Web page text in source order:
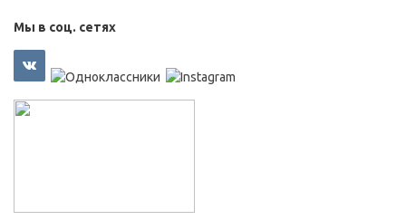
Мы в соц. сетях